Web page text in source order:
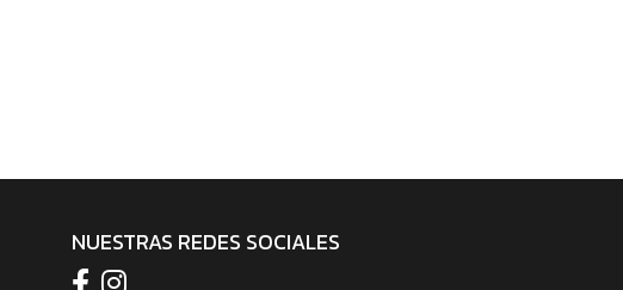
NUESTRAS REDES SOCIALES